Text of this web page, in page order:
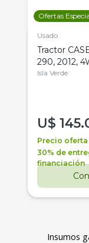
Ofertas
Usado
Tractor
290, 2012,
Isla Verde
U$
Precio
30% de
financiación
Insumos